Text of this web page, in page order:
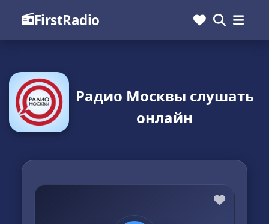
FirstRadio
Радио Москвы слушать
онлайн